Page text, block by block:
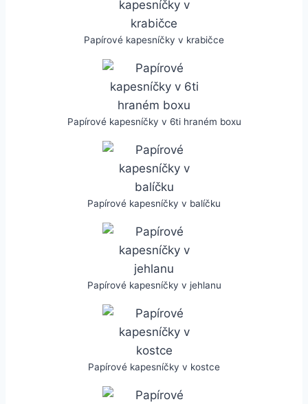
Papírové kapesníčky v krabičce
Papírové kapesníčky v 6ti hraném boxu
Papírové kapesníčky v balíčku
Papírové kapesníčky v jehlanu
Papírové kapesníčky v kostce